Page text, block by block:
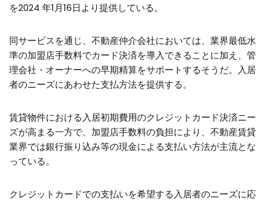
を2024 年1月16日より提供している。
同サービスを通じ、不動産仲介会社においては、業界最低水
準の加盟店手数料でカード決済を導入できることに加え、管
理会社・オーナーへの早期精算をサポートするそうだ。入居
者のニーズにあわせた支払方法を提供する。
賃貸物件における入居初期費用のクレジットカード決済ニー
ズが高まる一方で、加盟店手数料の負担により、不動産賃貸
業界では銀行振り込み等の現金による支払い方法が主流とな
っている。
クレジットカードでの支払いを希望する入居者のニーズに応